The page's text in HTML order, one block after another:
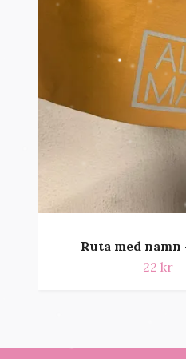
Ruta med namn
22 kr